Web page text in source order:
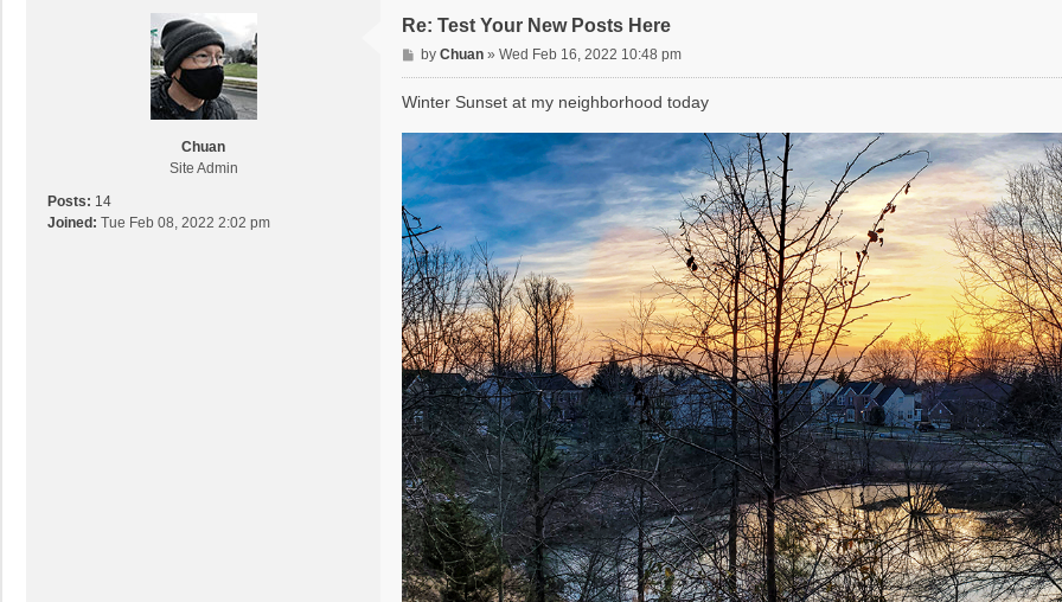
Chuan
Site Admin
Posts: 14
Joined: Tue Feb 08, 2022 2:02 pm
Re: Test Your New Posts Here
P
o
s
by Chuan» Wed Feb 16, 2022 10:48 pm
Winter Sunset at my neighborhood today